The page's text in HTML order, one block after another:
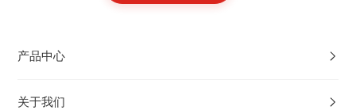
产品中心
关于我们